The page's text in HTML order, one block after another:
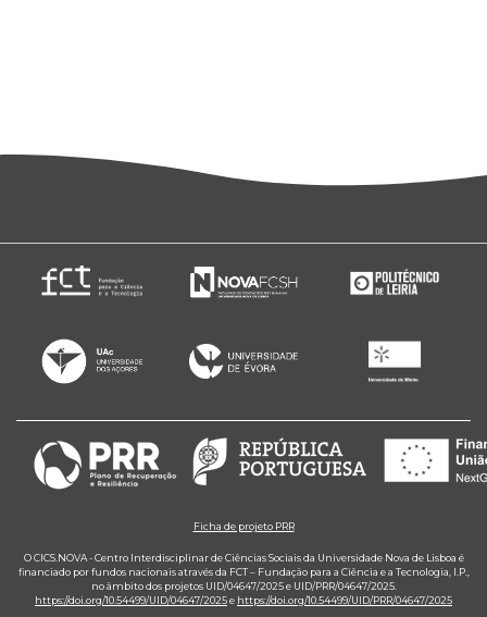
Ficha de projeto PRR
O CICS.NOVA - Centro Interdisciplinar de Ciências Sociais da Universidade Nova de Lisboa é
financiado por fundos nacionais através da FCT – Fundação para a Ciência e a Tecnologia, I.P.,
no âmbito dos projetos UID/04647/2025 e UID/PRR/04647/2025.
https://doi.org/10.54499/UID/04647/2025e https://doi.org/10.54499/UID/PRR/04647/2025